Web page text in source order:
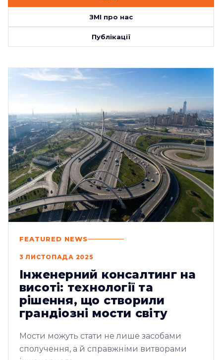
ЗМІ про нас
Публікації
FEATURED NEWS
3 ЛИСТОПАДА 2025
Інженерний консалтинг на
висоті: технології та
рішення, що створили
грандіозні мости світу
Мости можуть стати не лише засобами
сполучення, а й справжніми витворами